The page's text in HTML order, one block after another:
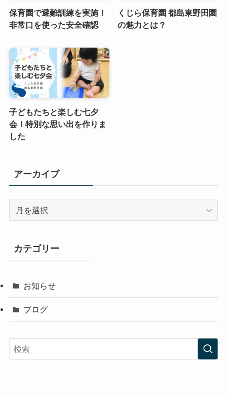
保育園で避難訓練を実施！
非常口を使った安全確認
くじら保育園 都島東野田園
の魅力とは？
子どもたちと楽しむ七夕
会！特別な思い出を作りま
した
アーカイブ
ブ
カテゴリー
お知らせ
ブログ